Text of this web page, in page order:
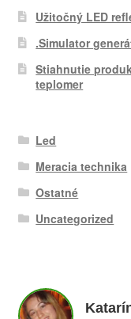
Užitočný LED
.Simulator
Stiahnutie
teplomer
Led
Meracia technika
Ostatné
Uncategorized